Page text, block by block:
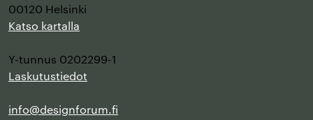
00120 Helsinki
Katso kartalla
Y-tunnus 0202299-1
Laskutustiedot
info@designforum.fi